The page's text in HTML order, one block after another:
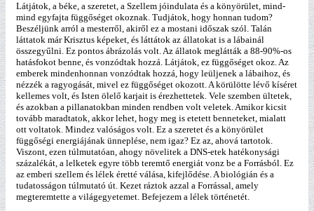
Látjátok, a béke, a szeretet, a Szellem jóindulata és a könyörület, mind-
mind egyfajta függőséget okoznak. Tudjátok, hogy honnan tudom?
Beszéljünk arról a mesterről, akiről ez a mostani időszak szól. Talán
láttatok már Krisztus képeket, és láttátok az állatokat is a lábainál
összegyűlni. Ez pontos ábrázolás volt. Az állatok meglátták a 88-90%-os
hatásfokot benne, és vonzódtak hozzá. Látjátok, ez függőséget okoz. Az
emberek mindenhonnan vonzódtak hozzá, hogy leüljenek a lábaihoz, és
nézzék a ragyogását, mivel ez függőséget okozott. A körülötte lévő kíséret
kellemes volt, és Isten ölelő karjait is érezhettetek. Vele szemben ültetek,
és azokban a pillanatokban minden rendben volt veletek. Amikor kicsit
tovább maradtatok, akkor lehet, hogy meg is etetett benneteket, mialatt
ott voltatok. Mindez valóságos volt. Ez a szeretet és a könyörület
függőségi energiájának ünneplése, nem igaz? Ez az, ahová tartotok.
Viszont, ezen túlmutatóan, ahogy növelitek a DNS-etek hatékonysági
százalékát, a lelketek egyre több teremtő energiát vonz be a Forrásból. Ez
az emberi szellem és lélek éretté válása, kifejlődése. A biológián és a
tudatosságon túlmutató út. Kezet ráztok azzal a Forrással, amely
megteremtette a világegyetemet. Befejezem a lélek történetét.